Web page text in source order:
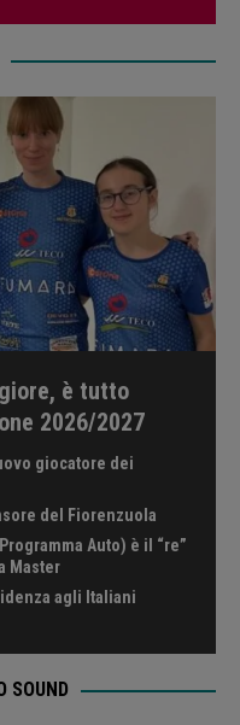
è tutto
2026/2027
giocatore dei
del Fiorenzuola
Auto) è il “re”
Master
agli Italiani
SOUND